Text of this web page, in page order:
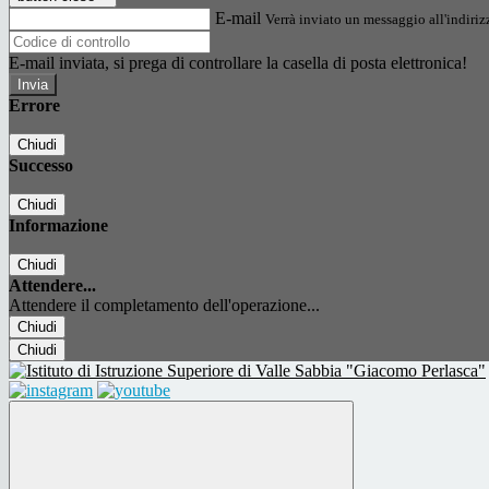
E-mail Verrà inviato un messaggio
E-mail inviata, si prega di controllare la casella di posta elettronica!
Errore
Chiudi
Successo
Chiudi
Informazione
Chiudi
Attendere...
Attendere il completamento dell'operazione...
Chiudi
Chiudi